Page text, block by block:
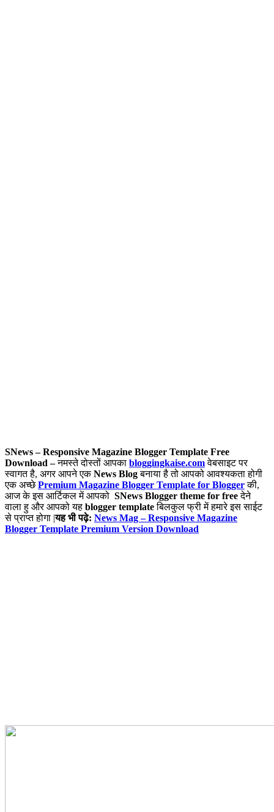
SNews – Responsive Magazine Blogger Template Free
Download –नमस्ते दोस्तों आपका bloggingkaise.comवेबसाइट पर
स्वागत है, अगर आपने एकNews Blogबनाया है तो आपको आवश्यकता होगी
एक अच्छेPremium Magazine Blogger Template for Bloggerकी,
आज के इस आर्टिकल में आपको SNews Blogger theme for freeदेने
वाला हु और आपको यह blogger templateबिलकुल फ्री में हमारे इस साईट
से प्राप्त होगा |यह भी पढ़े: News Mag – Responsive Magazine
Blogger Template Premium Version Download